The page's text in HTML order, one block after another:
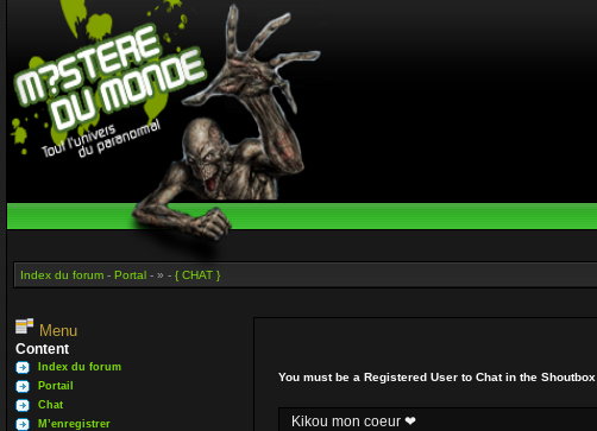
Index du forum - Portal - » - { CHAT }
Menu
Content
Index du forum
Portail
Chat
M’enregistrer
You must be a Registered User to Chat in the Shoutbox
Kikou mon coeur ❤